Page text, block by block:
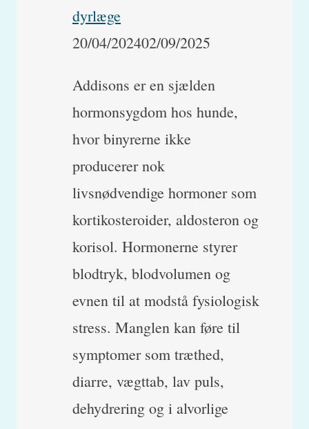
dyrlæge
20/04/202402/09/2025
Addisons er en sjælden
hormonsygdom hos hunde,
hvor binyrerne ikke
producerer nok
livsnødvendige hormoner som
kortikosteroider, aldosteron og
korisol. Hormonerne styrer
blodtryk, blodvolumen og
evnen til at modstå fysiologisk
stress. Manglen kan føre til
symptomer som træthed,
diarre, vægttab, lav puls,
dehydrering og i alvorlige